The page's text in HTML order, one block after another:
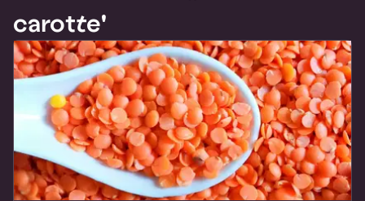
carotte'
Liste des recettes qui correspondent à ta recherche